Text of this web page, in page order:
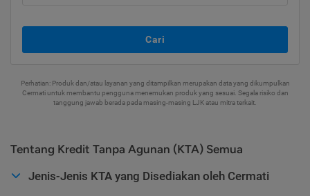
Cari
Perhatian: Produk dan/atau layanan yang ditampilkan merupakan data yang dikumpulkan
Cermati untuk membantu pengguna menemukan produk yang sesuai. Segala risiko dan
tanggung jawab berada pada masing-masing LJK atau mitra terkait.
Tentang Kredit Tanpa Agunan (KTA) Semua
Jenis-Jenis KTA yang Disediakan oleh Cermati